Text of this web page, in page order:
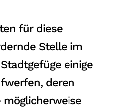
für diese
Stelle im
einige
deren
möglicherweise